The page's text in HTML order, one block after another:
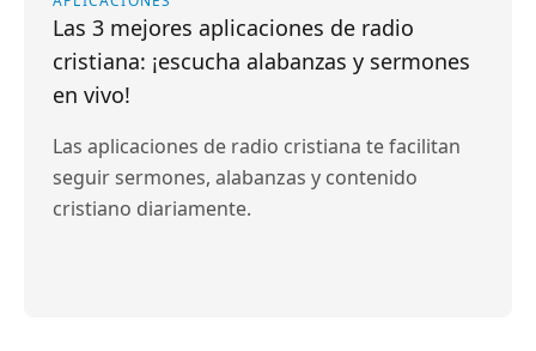
Las 3 mejores aplicaciones de radio
cristiana: ¡escucha alabanzas y sermones
en vivo!
Las aplicaciones de radio cristiana te facilitan
seguir sermones, alabanzas y contenido
cristiano diariamente.